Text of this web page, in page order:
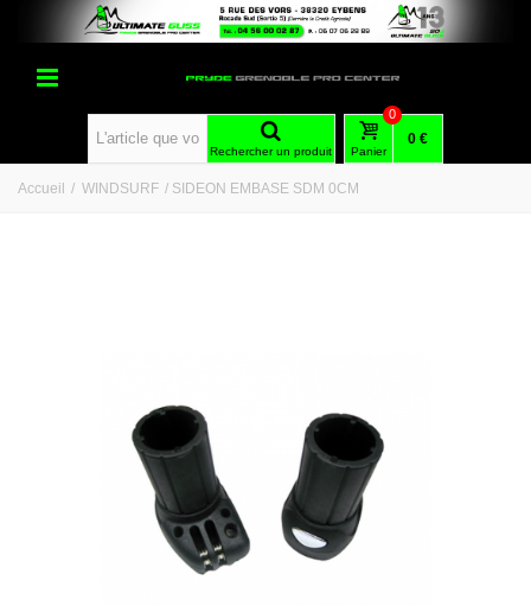
Rechercher un produit Panier
0
0 €
Accueil / WINDSURF / SIDEON EMBASE SDM 0CM